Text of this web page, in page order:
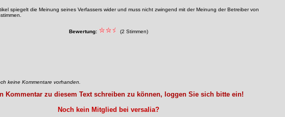
spiegelt die Meinung seines Verfassers wider und muss nicht zwingend mit der Meinung der Betreiber von
Bewertung: (2 Stimmen)
keine Kommentare vorhanden.
Kommentar zu diesem Text schreiben zu können, loggen Sie sich bitte ein!
Noch kein Mitglied bei versalia?